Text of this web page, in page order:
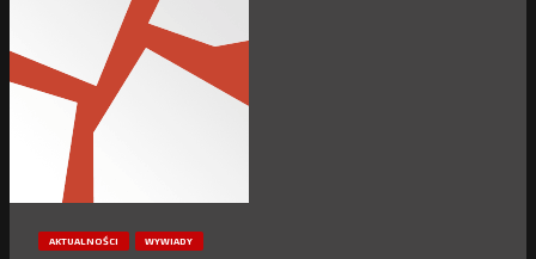
AKTUALNOŚCI WYWIADY